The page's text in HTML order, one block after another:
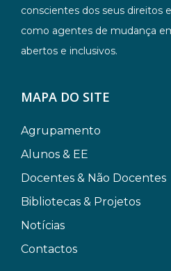
conscientes dos seus direitos
como agentes de mudança
abertos e inclusivos.
MAPA DO SITE
Agrupamento
Alunos & EE
Docentes & Não Docentes
Bibliotecas & Projetos
Notícias
Contactos